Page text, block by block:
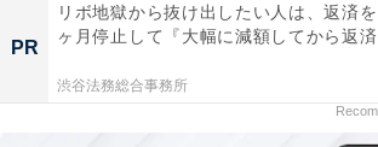
PR
リボ地獄から抜け出したい人は、返済
ヶ月停止して『大幅に減額してから返済
渋谷法務総合事務所